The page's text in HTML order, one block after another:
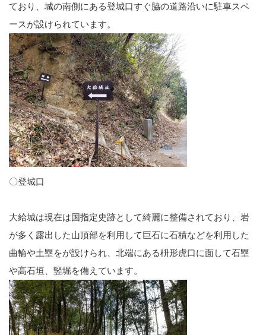
ており、城の南側にある登城口すぐ脇の道路沿いに駐車スペ
ースが設けられています。
〇登城口
大給城は現在は国指定史跡として綺麗に整備されており、岩
が多く露出した山頂部を利用して巨石に石積などを利用した
曲輪や土塁をが設けられ、北端にある枡形虎口に面して石塁
や高石垣、竪堀を備えています。